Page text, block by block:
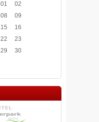
01
02
08
09
15
16
22
23
29
30